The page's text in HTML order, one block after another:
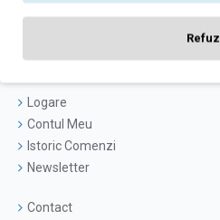
Politica de confidentialitate
Politica cookies
Logare
Contul Meu
Istoric Comenzi
Newsletter
Contact
Refuz